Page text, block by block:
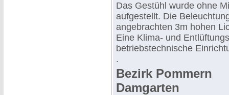
Das Gestühl wurde ohne
aufgestellt. Die
angebrachten 3m hohen
Eine Klima- und
betriebstechnische
.
Bezirk Pommern
Damgarten